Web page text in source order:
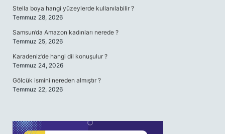
Stella boya hangi yüzeylerde kullanılabilir ?
Temmuz 28, 2026
Samsun’da Amazon kadınları nerede ?
Temmuz 25, 2026
Karadeniz’de hangi dil konuşulur ?
Temmuz 24, 2026
Gölcük ismini nereden almıştır ?
Temmuz 22, 2026